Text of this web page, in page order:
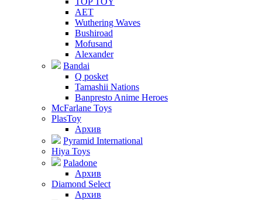
AET
Wuthering Waves
Bushiroad
Mofusand
Alexander
Bandai
Q posket
Tamashii Nations
Banpresto Anime Heroes
McFarlane Toys
PlasToy
Архив
Pyramid International
Hiya Toys
Paladone
Архив
Diamond Select
Архив